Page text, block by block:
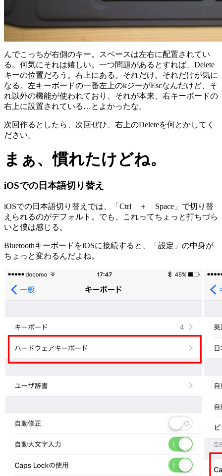
んでこっちが右側のキー。スペースは左右に配置されてい
る。何気にそれは嬉しい。一つ問題があるとすれば、Delete
キーの位置だろう。右上にある。それだけ。それだけが気に
なる。左キーボードの一番左上のkジーがEscなんだけど、そ
れ以外の機能が使われており、それが本来、右キーボードの
右上に設置されている…とよかったな。
次回作るとしたら、次回ぜひ、右上のDeleteを何とかしてく
ださい。
まぁ、慣れたけどね。
iOSでの日本語切り替え
iOSでの日本語切り替えでは、「Ctrl ＋ Space」で切り替
えられるのがデフォルト。でも、これってちょっと打ちづら
いと僕は感じる。
BluetoothキーボードをiOSに接続すると、「設定」の中身が
ちょっと変わるんだよね。